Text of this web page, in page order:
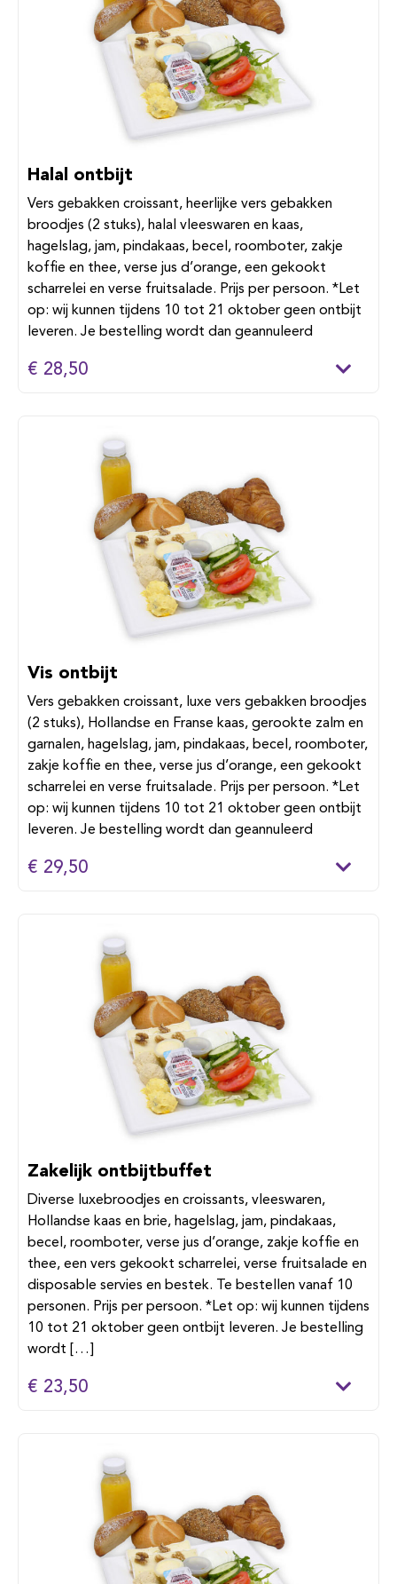
Halal ontbijt
Vers gebakken croissant, heerlijke vers gebakken
broodjes (2 stuks), halal vleeswaren en kaas,
hagelslag, jam, pindakaas, becel, roomboter, zakje
koffie en thee, verse jus d’orange, een gekookt
scharrelei en verse fruitsalade. Prijs per persoon. *Let
op: wij kunnen tijdens 10 tot 21 oktober geen ontbijt
leveren. Je bestelling wordt dan geannuleerd
€ 28,50
Vis ontbijt
Vers gebakken croissant, luxe vers gebakken broodjes
(2 stuks), Hollandse en Franse kaas, gerookte zalm en
garnalen, hagelslag, jam, pindakaas, becel, roomboter,
zakje koffie en thee, verse jus d’orange, een gekookt
scharrelei en verse fruitsalade. Prijs per persoon. *Let
op: wij kunnen tijdens 10 tot 21 oktober geen ontbijt
leveren. Je bestelling wordt dan geannuleerd
€ 29,50
Zakelijk ontbijtbuffet
Diverse luxebroodjes en croissants, vleeswaren,
Hollandse kaas en brie, hagelslag, jam, pindakaas,
becel, roomboter, verse jus d’orange, zakje koffie en
thee, een vers gekookt scharrelei, verse fruitsalade en
disposable servies en bestek. Te bestellen vanaf 10
personen. Prijs per persoon. *Let op: wij kunnen tijdens
10 tot 21 oktober geen ontbijt leveren. Je bestelling
wordt […]
€ 23,50